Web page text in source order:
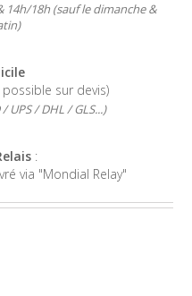
14h/18h (sauf le dimanche &
sur devis)
UPS / DHL / GLS...)
:
via "Mondial Relay"